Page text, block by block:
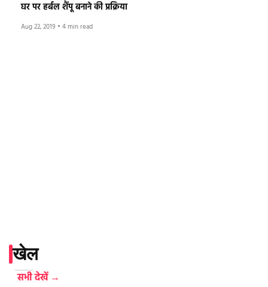
घर पर हर्बल शैंपू बनाने की प्रक्रिया
Aug 22, 2019 • 4 min read
खेल
सभी देखें →